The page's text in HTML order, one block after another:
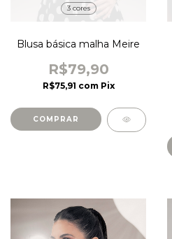
3 cores
Blusa básica malha Meire
R$79,90
R$75,91 com Pix
COMPRAR